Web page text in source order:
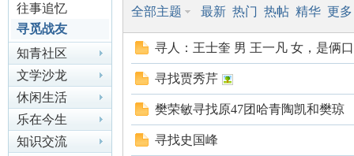
尔
往事追忆
寻觅战友
知青社区
文学沙龙
休闲生活
乐在今生
知识交流
全部主题 最新 热门 热帖 精华 更多
寻人：王士奎 男 王一凡 女，是俩
寻找贾秀芹
樊荣敏寻找原47团哈青陶凯和樊琼
寻找史国峰